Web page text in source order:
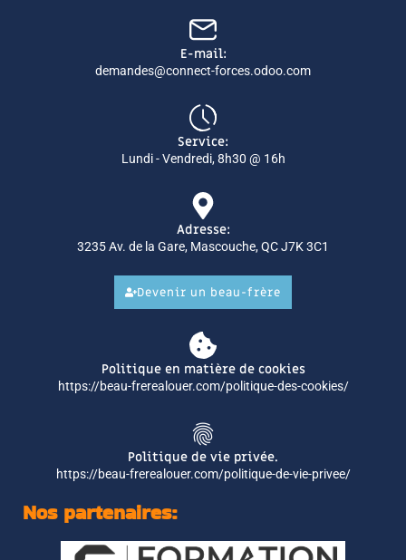
E-mail:
demandes@connect-forces.odoo.com
Service:
Lundi - Vendredi, 8h30 @ 16h
Adresse:
3235 Av. de la Gare, Mascouche, QC J7K 3C1
Devenir un beau-frère
Politique en matière de cookies
https://beau-frerealouer.com/politique-des-cookies/
Politique de vie privée.
https://beau-frerealouer.com/politique-de-vie-privee/
Nos partenaires: